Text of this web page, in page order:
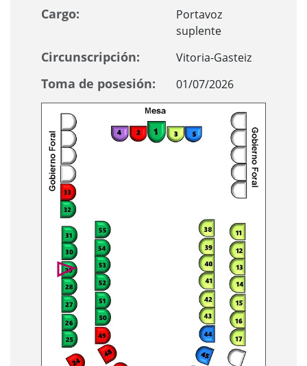
Cargo:
Portavoz
suplente
Circunscripción: Vitoria-Gasteiz
Toma de posesión: 01/07/2026